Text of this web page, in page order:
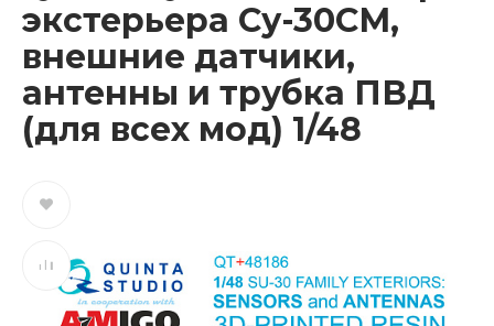
экстерьера Су-30СМ,
внешние датчики,
антенны и трубка ПВД
(для всех мод) 1/48